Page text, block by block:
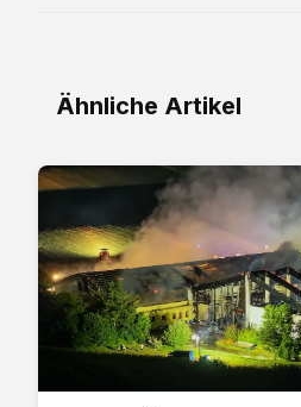
Ähnliche Artikel